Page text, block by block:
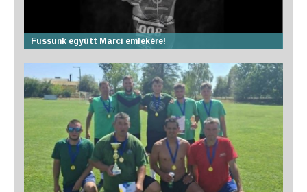
Fussunk együtt Marci emlékére!